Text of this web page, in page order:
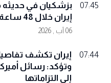
07:45
بزشكيان في
إيران خلال 48 ساعة فشل.. ووحدتكم أحبطته
06 آب , 2026
07:44
إيران تكشف
وتؤكد: رسائل
إلى التزاماتها